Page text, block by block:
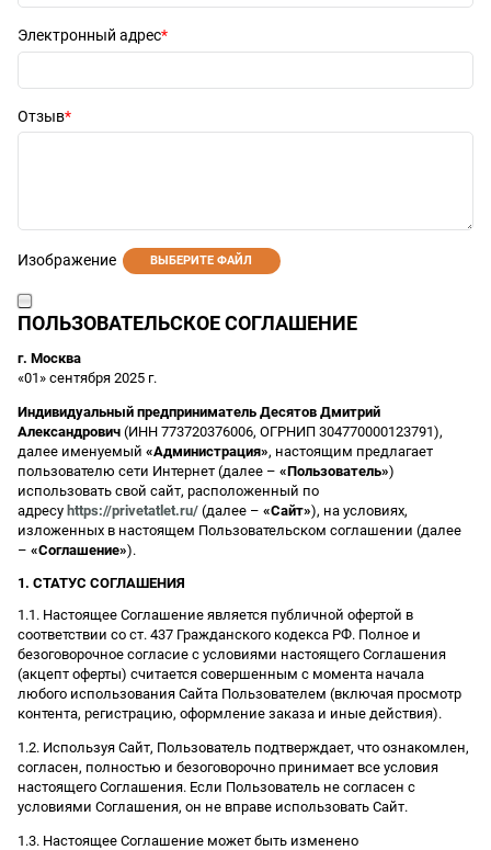
Электронный адрес
Отзыв
Изображение ВЫБЕРИТЕ ФАЙЛ
ПОЛЬЗОВАТЕЛЬСКОЕ СОГЛАШЕНИЕ
г. Москва
«01» сентября 2025 г.
Индивидуальный предприниматель Десятов Дмитрий
Александрович (ИНН 773720376006, ОГРНИП 304770000123791),
далее именуемый «Администрация», настоящим предлагает
пользователю сети Интернет (далее – «Пользователь»)
использовать свой сайт, расположенный по
адресу https://privetatlet.ru/ (далее – «Сайт»), на условиях,
изложенных в настоящем Пользовательском соглашении (далее
– «Соглашение»).
1. СТАТУС СОГЛАШЕНИЯ
1.1. Настоящее Соглашение является публичной офертой в
соответствии со ст. 437 Гражданского кодекса РФ. Полное и
безоговорочное согласие с условиями настоящего Соглашения
(акцепт оферты) считается совершенным с момента начала
любого использования Сайта Пользователем (включая просмотр
контента, регистрацию, оформление заказа и иные действия).
1.2. Используя Сайт, Пользователь подтверждает, что ознакомлен,
согласен, полностью и безоговорочно принимает все условия
настоящего Соглашения. Если Пользователь не согласен с
условиями Соглашения, он не вправе использовать Сайт.
1.3. Настоящее Соглашение может быть изменено